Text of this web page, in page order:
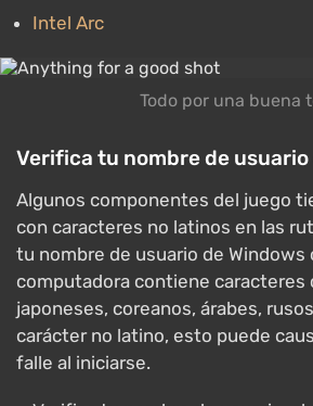
Intel Arc
Todo por una buena
Verifica tu nombre de usuario
Algunos componentes del juego
con caracteres no latinos en las
tu nombre de usuario de Windows
computadora contiene caracteres
japoneses, coreanos, árabes,
carácter no latino, esto puede
falle al iniciarse.